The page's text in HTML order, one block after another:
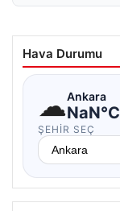
Hava Durumu
☁Ankara
NaN°C
ŞEHIR SEÇ